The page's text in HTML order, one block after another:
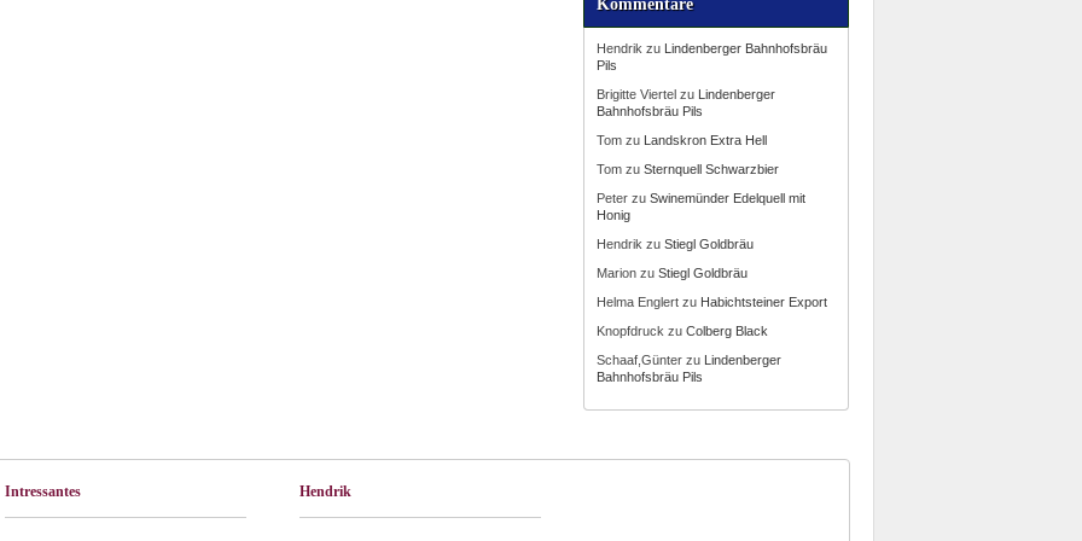
Kommentare
Hendrik zu Lindenberger Bahnhofsbräu
Pils
Brigitte Viertel zu Lindenberger
Bahnhofsbräu Pils
Tom zu Landskron Extra Hell
Tom zuSternquell Schwarzbier
Peter zuSwinemünder Edelquell mit
Honig
Hendrik zuStiegl Goldbräu
Marion zuStiegl Goldbräu
Helma Englert zu Habichtsteiner Export
Knopfdruck zuColberg Black
Schaaf,Günter zu Lindenberger
Bahnhofsbräu Pils
Intressantes Hendrik